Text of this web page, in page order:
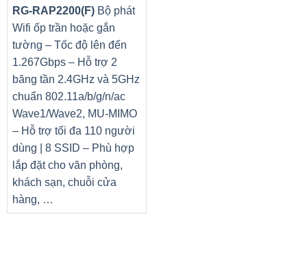
FPS CỰC ĐẠI. CHẤT LƯỢNG CỰC ĐỈNH. CÓ TRÍ
TUỆ NHÂN TẠO HỖ TRỢ
NVIDIA DLSS là công nghệ kết xuất đột phá nhờ sự hỗ trợ
của trí tuệ nhân tạo (AI), giúp tăng tốc độ khung hình lên ít
nhất 1,5 lần* mà chất lượng hình ảnh không bị suy giảm
nhờ sức mạnh của Nhân Tensor xử lý AI chuyên dụng trên
GeForce RTX. Nhờ đó, khả năng nâng cao hiệu suất được
tăng cường. Bạn có thể thiết lập các cài đặt và độ phân
giải ở mức cao, cho trải nghiệm hình ảnh ấn tượng. Cuộc
cách mạng AI đã đến với trải nghiệm game.
RG-RAP2200(F)Bộ phát
Wifi ốp trần hoặc gắn
tường – Tốc độ lên đến
1.267Gbps – Hỗ trợ 2
băng tần 2.4GHz và 5GHz
chuẩn 802.11a/b/g/n/ac
Wave1/Wave2, MU-MIMO
– Hỗ trợ tối đa 110 người
dùng | 8 SSID – Phù hợp
lắp đặt cho văn phòng,
khách sạn, chuỗi cửa
hàng, …